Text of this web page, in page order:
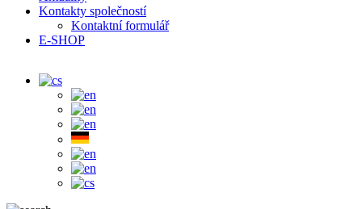
Kontakty společností
Kontaktní formulář
E-SHOP